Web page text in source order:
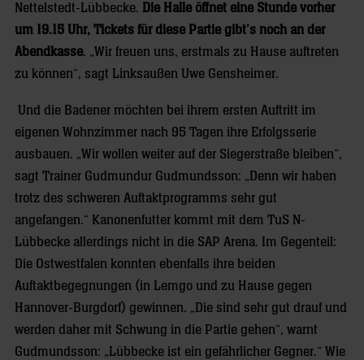
Nettelstedt-Lübbecke. Die Halle öffnet eine Stunde vorher
um 19.15 Uhr, Tickets für diese Partie gibt’s noch an der
Abendkasse. „Wir freuen uns, erstmals zu Hause auftreten
zu können“, sagt Linksaußen Uwe Gensheimer.
Und die Badener möchten bei ihrem ersten Auftritt im
eigenen Wohnzimmer nach 95 Tagen ihre Erfolgsserie
ausbauen. „Wir wollen weiter auf der Siegerstraße bleiben“,
sagt Trainer Gudmundur Gudmundsson: „Denn wir haben
trotz des schweren Auftaktprogramms sehr gut
angefangen.“ Kanonenfutter kommt mit dem TuS N-
Lübbecke allerdings nicht in die SAP Arena. Im Gegenteil:
Die Ostwestfalen konnten ebenfalls ihre beiden
Auftaktbegegnungen (in Lemgo und zu Hause gegen
Hannover-Burgdorf) gewinnen. „Die sind sehr gut drauf und
werden daher mit Schwung in die Partie gehen“, warnt
Gudmundsson: „Lübbecke ist ein gefährlicher Gegner.“ Wie